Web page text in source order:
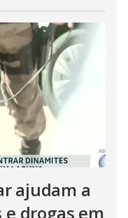
ajudam a
drogas em